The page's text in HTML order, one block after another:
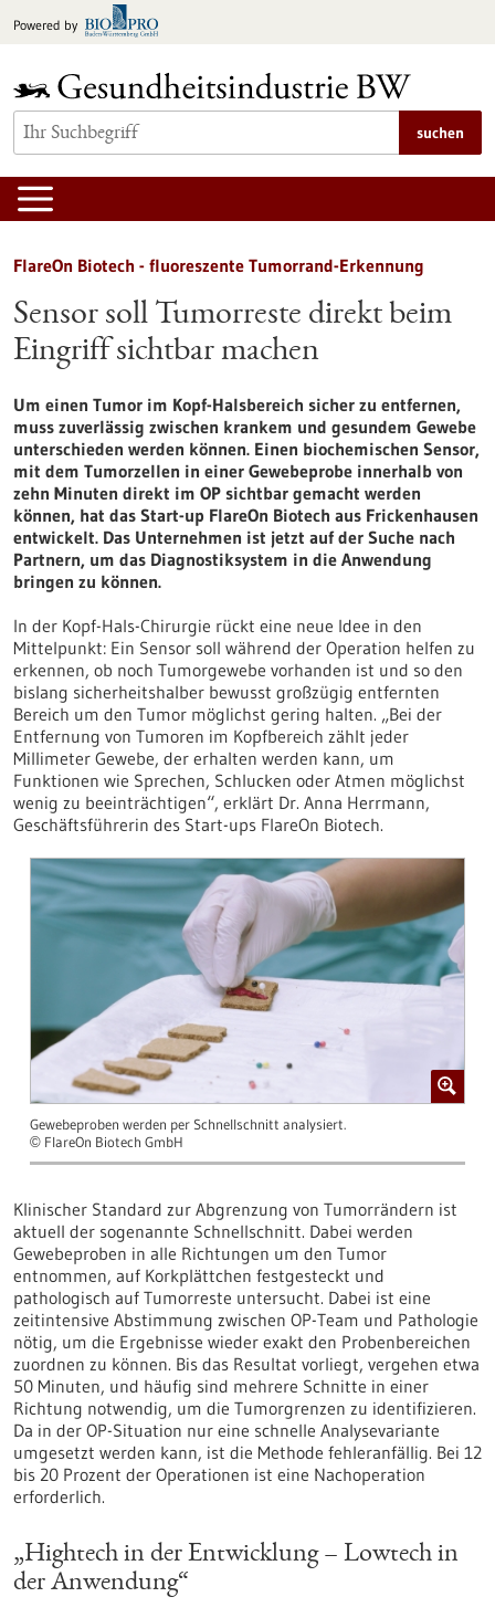
Inhalt
Powered by
suchen
FlareOn Biotech - fluoreszente Tumorrand-Erkennung
Sensor soll Tumorreste direkt beim
Eingriff sichtbar machen
Um einen Tumor im Kopf-Halsbereich sicher zu entfernen,
muss zuverlässig zwischen krankem und gesundem Gewebe
unterschieden werden können. Einen biochemischen Sensor,
mit dem Tumorzellen in einer Gewebeprobe innerhalb von
zehn Minuten direkt im OP sichtbar gemacht werden
können, hat das Start-up FlareOn Biotech aus Frickenhausen
entwickelt. Das Unternehmen ist jetzt auf der Suche nach
Partnern, um das Diagnostiksystem in die Anwendung
bringen zu können.
In der Kopf-Hals-Chirurgie rückt eine neue Idee in den
Mittelpunkt: Ein Sensor soll während der Operation helfen zu
erkennen, ob noch Tumorgewebe vorhanden ist und so den
bislang sicherheitshalber bewusst großzügig entfernten
Bereich um den Tumor möglichst gering halten. „Bei der
Entfernung von Tumoren im Kopfbereich zählt jeder
Millimeter Gewebe, der erhalten werden kann, um
Funktionen wie Sprechen, Schlucken oder Atmen möglichst
wenig zu beeinträchtigen“, erklärt Dr. Anna Herrmann,
Geschäftsführerin des Start-ups FlareOn Biotech.
Gewebeproben werden per Schnellschnitt analysiert.
© FlareOn Biotech GmbH
Klinischer Standard zur Abgrenzung von Tumorrändern ist
aktuell der sogenannte Schnellschnitt. Dabei werden
Gewebeproben in alle Richtungen um den Tumor
entnommen, auf Korkplättchen festgesteckt und
pathologisch auf Tumorreste untersucht. Dabei ist eine
zeitintensive Abstimmung zwischen OP-Team und Pathologie
nötig, um die Ergebnisse wieder exakt den Probenbereichen
zuordnen zu können. Bis das Resultat vorliegt, vergehen etwa
50 Minuten, und häufig sind mehrere Schnitte in einer
Richtung notwendig, um die Tumorgrenzen zu identifizieren.
Da in der OP-Situation nur eine schnelle Analysevariante
umgesetzt werden kann, ist die Methode fehleranfällig. Bei 12
bis 20 Prozent der Operationen ist eine Nachoperation
erforderlich.
„Hightech in der Entwicklung – Lowtech in
der Anwendung“